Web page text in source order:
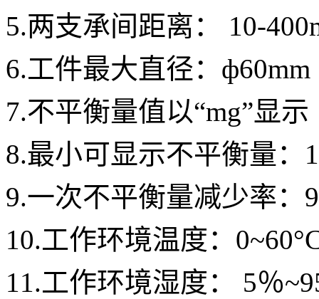
5.两支承间距离：
10-
6.工件最大直径：ф60mm
7.不平衡量值以“mg”显示
8.最小可显示不平衡量：
9.一次不平衡量减少率：
10.工作环境温度： 0~60°
11.工作环境湿度：
5％